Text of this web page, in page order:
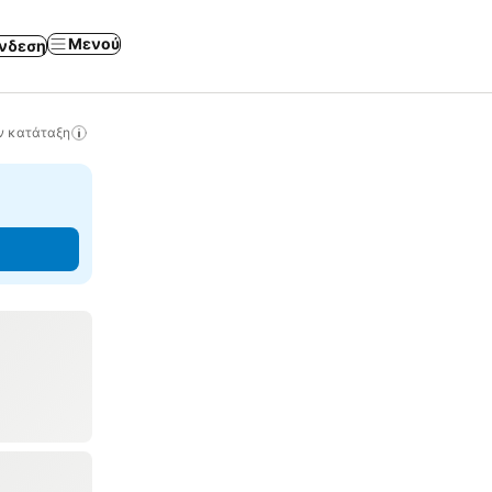
Μενού
κατάταξη